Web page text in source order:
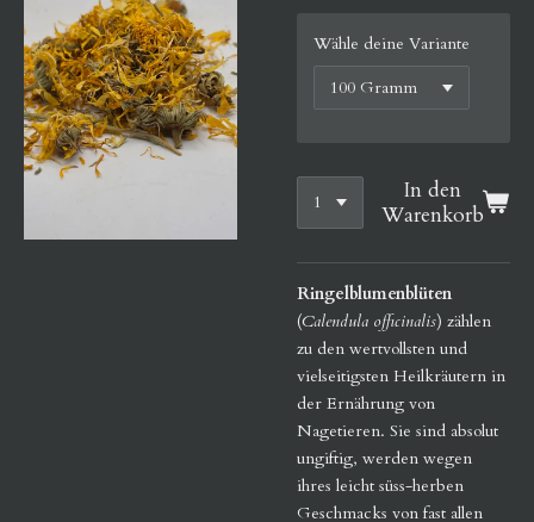
Wähle deine Variante
In den
Warenkorb
Ringelblumenblüten
(Calendula officinalis) zählen
zu den wertvollsten und
vielseitigsten Heilkräutern in
der Ernährung von
Nagetieren. Sie sind absolut
ungiftig, werden wegen
ihres leicht süss-herben
Geschmacks von fast allen